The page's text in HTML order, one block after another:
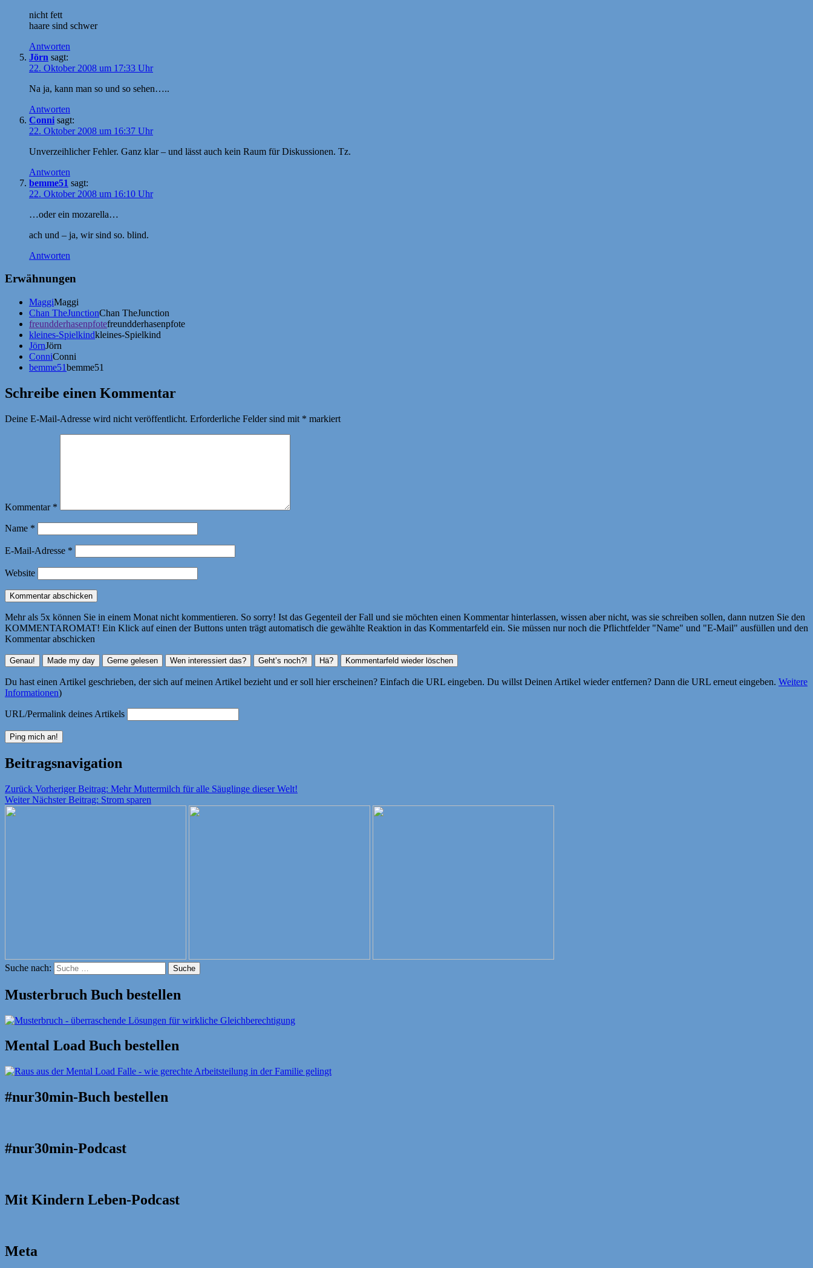
nicht fett
haare sind schwer
Antworten
Jörn sagt:
22. Oktober 2008 um 17:33 Uhr
Na ja, kann man so und so sehen…..
Antworten
Conni sagt:
22. Oktober 2008 um 16:37 Uhr
Unverzeihlicher Fehler. Ganz klar – und lässt auch kein Raum für Diskussionen. Tz.
Antworten
bemme51 sagt:
22. Oktober 2008 um 16:10 Uhr
…oder ein mozarella…
ach und – ja, wir sind so. blind.
Antworten
Erwähnungen
MaggiMaggi
Chan TheJunctionChan TheJunction
freundderhasenpfotefreundderhasenpfote
kleines-Spielkindkleines-Spielkind
JörnJörn
ConniConni
bemme51bemme51
Schreibe einen Kommentar
Deine E-Mail-Adresse wird nicht veröffentlicht. Erforderliche Felder sind mit * markiert
Kommentar *
Name *
E-Mail-Adresse *
Website
Mehr als 5x können Sie in einem Monat nicht kommentieren. So sorry! Ist das Gegenteil der Fall und sie möchten einen Kommentar hinterlassen, wissen aber nicht, was sie schreiben sollen, dann nutzen Sie den
KOMMENTAROMAT! Ein Klick auf einen der Buttons unten trägt automatisch die gewählte Reaktion in das Kommentarfeld ein. Sie müssen nur noch die Pflichtfelder "Name" und "E-Mail" ausfüllen und den
Kommentar abschicken
Du hast einen Artikel geschrieben, der sich auf meinen Artikel bezieht und er soll hier erscheinen? Einfach die URL eingeben. Du willst Deinen Artikel wieder entfernen? Dann die URL erneut eingeben. Weitere
Informationen)
URL/Permalink deines Artikels
Beitragsnavigation
Zurück Vorheriger Beitrag: Mehr Muttermilch für alle Säuglinge dieser Welt!
Weiter Nächster Beitrag: Strom sparen
Suche nach: Suche
Musterbruch Buch bestellen
Mental Load Buch bestellen
#nur30min-Buch bestellen
#nur30min-Podcast
Mit Kindern Leben-Podcast
Meta